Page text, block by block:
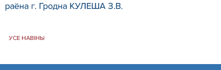
раёна г. Гродна КУЛЕША З.В.
УСЕ НАВІНЫ